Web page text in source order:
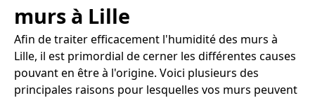
murs à Lille
Afin de traiter efficacement l'humidité des murs à
Lille, il est primordial de cerner les différentes causes
pouvant en être à l'origine. Voici plusieurs des
principales raisons pour lesquelles vos murs peuvent